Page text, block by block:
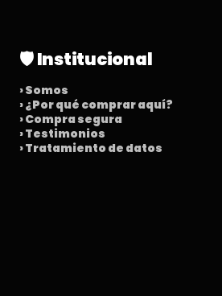
🛡️ Institucional
› Somos
› ¿Por qué comprar aquí?
› Compra segura
› Testimonios
› Tratamiento de datos